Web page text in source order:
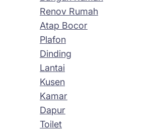
Renov Rumah
Atap Bocor
Plafon
Dinding
Lantai
Kusen
Kamar
Dapur
Toilet